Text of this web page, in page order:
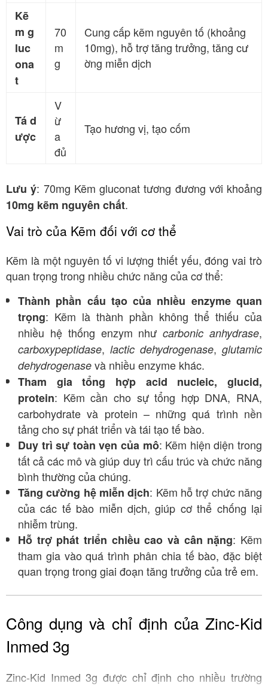
Kẽ
m g
luc
ona
t
70
m
g
Cung cấp kẽm nguyên tố (khoảng
10mg), hỗ trợ tăng trưởng, tăng cư
ờng miễn dịch
Tá d
ược
V
ừ
a
đủ
Tạo hương vị, tạo cốm
Lưu ý: 70mg Kẽm gluconat tương đương với khoảng
10mg kẽm nguyên chất.
Vai trò của Kẽm đối với cơ thể
Kẽm là một nguyên tố vi lượng thiết yếu, đóng vai trò
quan trọng trong nhiều chức năng của cơ thể:
Thành phần cấu tạo của nhiều enzyme quan
trọng: Kẽm là thành phần không thể thiếu của
nhiều hệ thống enzym nhưcarbonic anhydrase,
carboxypeptidase, lactic dehydrogenase, glutamic
dehydrogenase và nhiều enzyme khác.
Tham gia tổng hợp acid nucleic, glucid,
protein: Kẽm cần cho sự tổng hợp DNA, RNA,
carbohydrate và protein – những quá trình nền
tảng cho sự phát triển và tái tạo tế bào.
Duy trì sự toàn vẹn của mô: Kẽm hiện diện trong
tất cả các mô và giúp duy trì cấu trúc và chức năng
bình thường của chúng.
Tăng cường hệ miễn dịch: Kẽm hỗ trợ chức năng
của các tế bào miễn dịch, giúp cơ thể chống lại
nhiễm trùng.
Hỗ trợ phát triển chiều cao và cân nặng: Kẽm
tham gia vào quá trình phân chia tế bào, đặc biệt
quan trọng trong giai đoạn tăng trưởng của trẻ em.
Công dụng và chỉ định của Zinc-Kid
Inmed 3g
Zinc-Kid Inmed 3g được chỉ định cho nhiều trường